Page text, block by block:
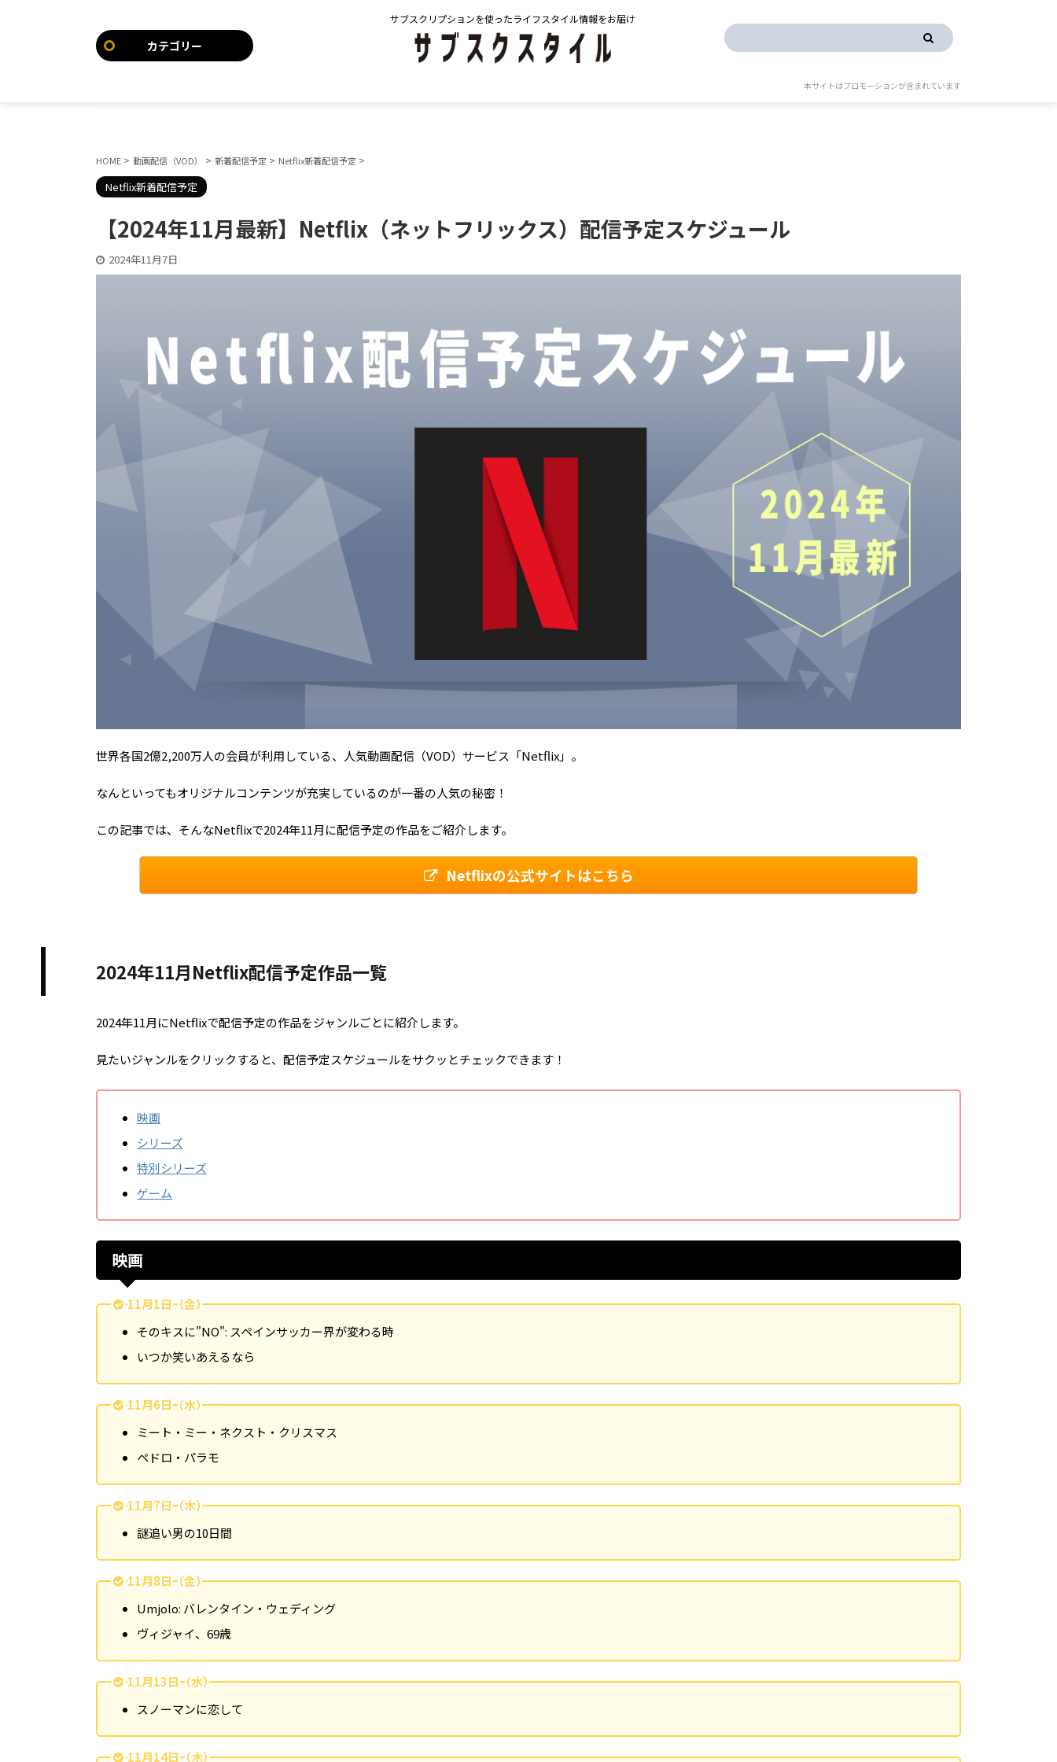
サブスクリプションを使ったライフスタイル情報をお届け
本サイトはプロモーションが含まれています
カテゴリー
HOME > 動画配信（VOD） > 新着配信予定 > Netflix新着配信予定 >
Netflix新着配信予定
【2024年11月最新】Netflix（ネットフリックス）配信予定スケジュール
2024年11月7日
世界各国2億2,200万人の会員が利用している、人気動画配信（VOD）サービス「Netflix」。
なんといってもオリジナルコンテンツが充実しているのが一番の人気の秘密！
この記事では、そんなNetflixで2024年11月に配信予定の作品をご紹介します。
Netflixの公式サイトはこちら
2024年11月Netflix配信予定作品一覧
2024年11月にNetflixで配信予定の作品をジャンルごとに紹介します。
見たいジャンルをクリックすると、配信予定スケジュールをサクッとチェックできます！
映画
シリーズ
特別シリーズ
ゲーム
映画
11月1日（金）
そのキスに"NO": スペインサッカー界が変わる時
いつか笑いあえるなら
11月6日（水）
ミート・ミー・ネクスト・クリスマス
ペドロ・パラモ
11月7日（木）
謎追い男の10日間
11月8日（金）
Umjolo: バレンタイン・ウェディング
ヴィジャイ、69歳
11月13日（水）
スノーマンに恋して
11月14日（木）